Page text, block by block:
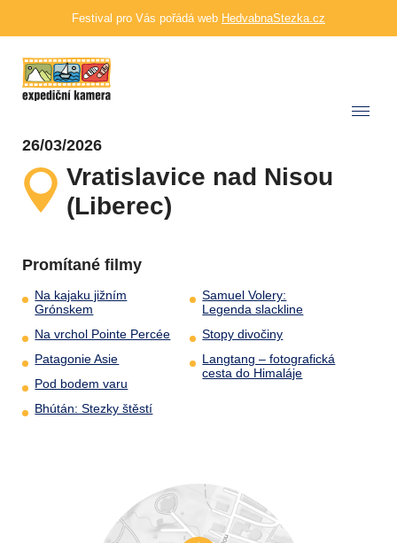
Festival pro Vás pořádá web HedvabnaStezka.cz
26/03/2026
Vratislavice nad Nisou
(Liberec)
Promítané filmy
Na kajaku jižním
Grónskem
Na vrchol Pointe Percée
Patagonie Asie
Pod bodem varu
Bhútán: Stezky štěstí
Samuel Volery:
Legenda slackline
Stopy divočiny
Langtang – fotografická
cesta do Himaláje